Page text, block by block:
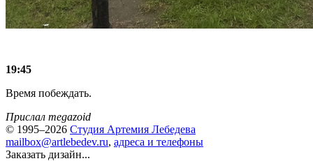
19:45
Время побеждать.
Прислал megazoid
© 1995–2026 Студия Артемия Лебедева
mailbox@artlebedev.ru, адреса и телефоны
Заказать дизайн...